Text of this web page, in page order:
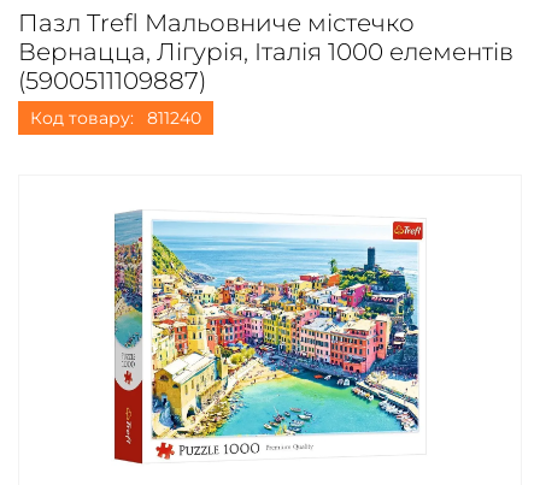
Пазл Trefl Мальовниче містечко
Вернацца, Лігурія, Італія 1000 елементів
(5900511109887)
Код товару: 811240